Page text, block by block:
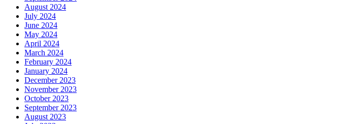
August 2024
July 2024
June 2024
May 2024
April 2024
March 2024
February 2024
January 2024
December 2023
November 2023
October 2023
September 2023
August 2023